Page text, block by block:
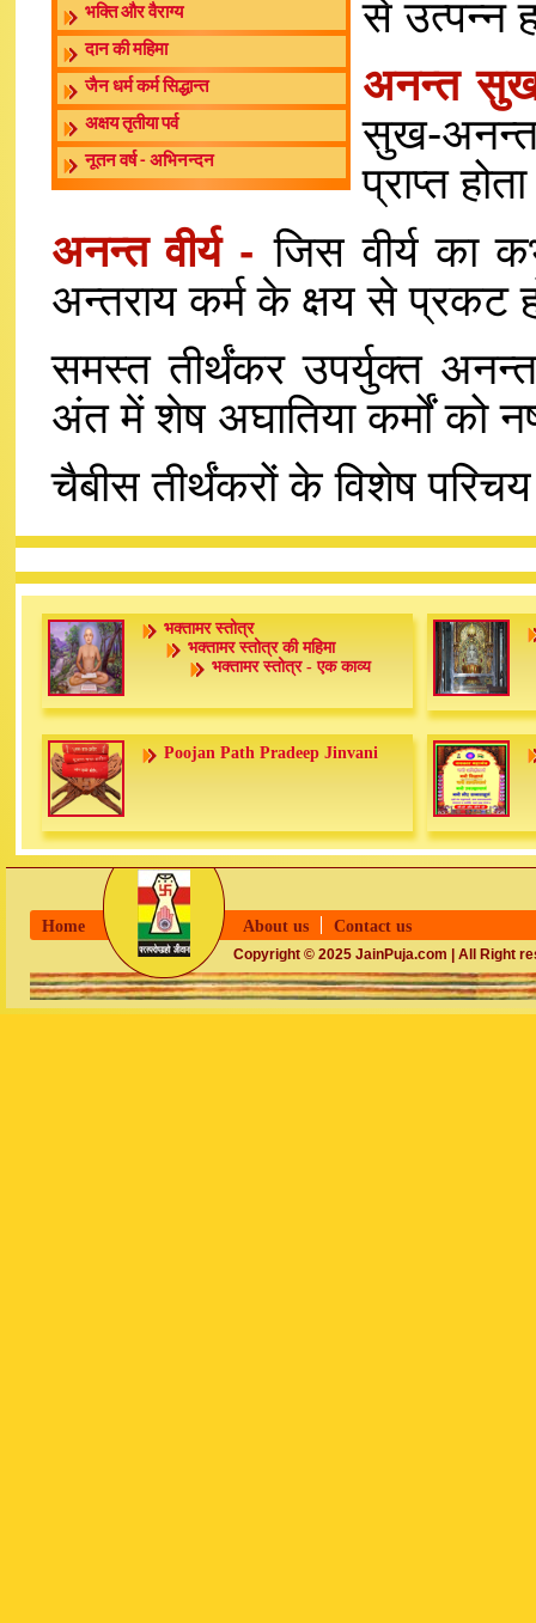
भक्ति और वैराग्य
दान की महिमा
जैन धर्म कर्म सिद्धान्त
अक्षय तृतीया पर्व
नूतन वर्ष - अभिनन्दन
से उत्पन्न
अनन्त
सुख-अनन्त
प्राप्त
अनन्त वीर्य - जिस वीर्य का
अन्तराय कर्म के क्षय से प्रकट
समस्त तीर्थंकर उपर्युक्त
अंत में शेष अघातिया कर्मों को
चैबीस तीर्थंकरों के विशेष
भक्तामर स्तोत्र
भक्तामर स्तोत्र की महिमा
भक्तामर स्तोत्र - एक काव्य
Poojan Path Pradeep Jinvani
Home About us Contact us
Copyright © 2025 JainPuja.com | All Right